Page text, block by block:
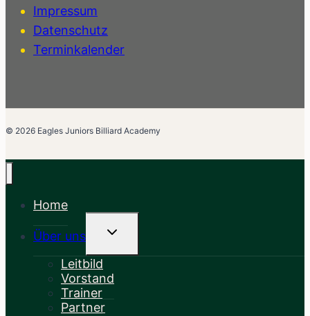
Impressum
Datenschutz
Terminkalender
© 2026 Eagles Juniors Billiard Academy
Home
Über uns
Untermenü
Leitbild
Vorstand
Trainer
Partner